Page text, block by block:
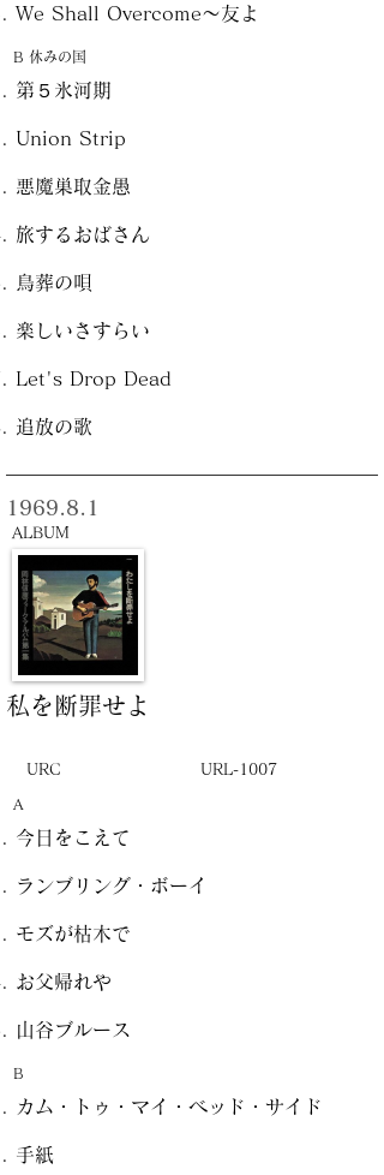
We Shall Overcome～友よ
B 休みの国
第５氷河期
Union Strip
悪魔巣取金愚
旅するおばさん
鳥葬の唄
楽しいさすらい
Let's Drop Dead
追放の歌
私を断罪せよ
1969.8.1
ALBUM
URC URL-1007
A
今日をこえて
ランブリング・ボーイ
モズが枯木で
お父帰れや
山谷ブルース
B
カム・トゥ・マイ・ベッド・サイド
手紙